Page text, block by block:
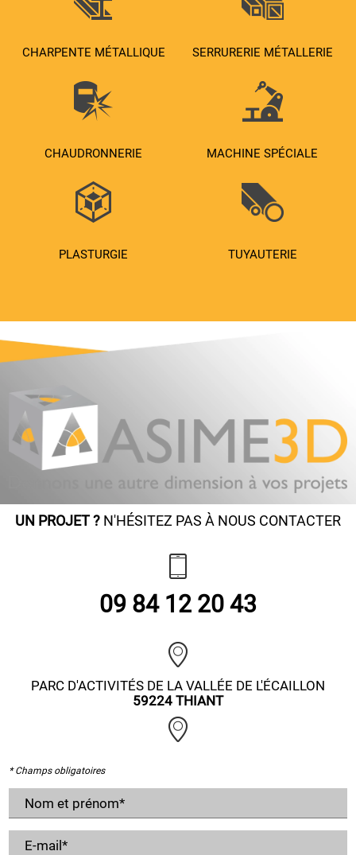
CHARPENTE MÉTALLIQUE SERRURERIE MÉTALLERIE
CHAUDRONNERIE MACHINE SPÉCIALE
PLASTURGIE TUYAUTERIE
UN PROJET ? N'HÉSITEZ PAS À NOUS CONTACTER
09 84 12 20 43
PARC D'ACTIVITÉS DE LA VALLÉE DE L'ÉCAILLON
59224 THIANT
* Champs obligatoires
Nom et prénom*
E-mail*